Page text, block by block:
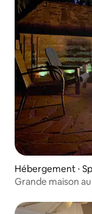
Hébergement ⋅
Grande maison